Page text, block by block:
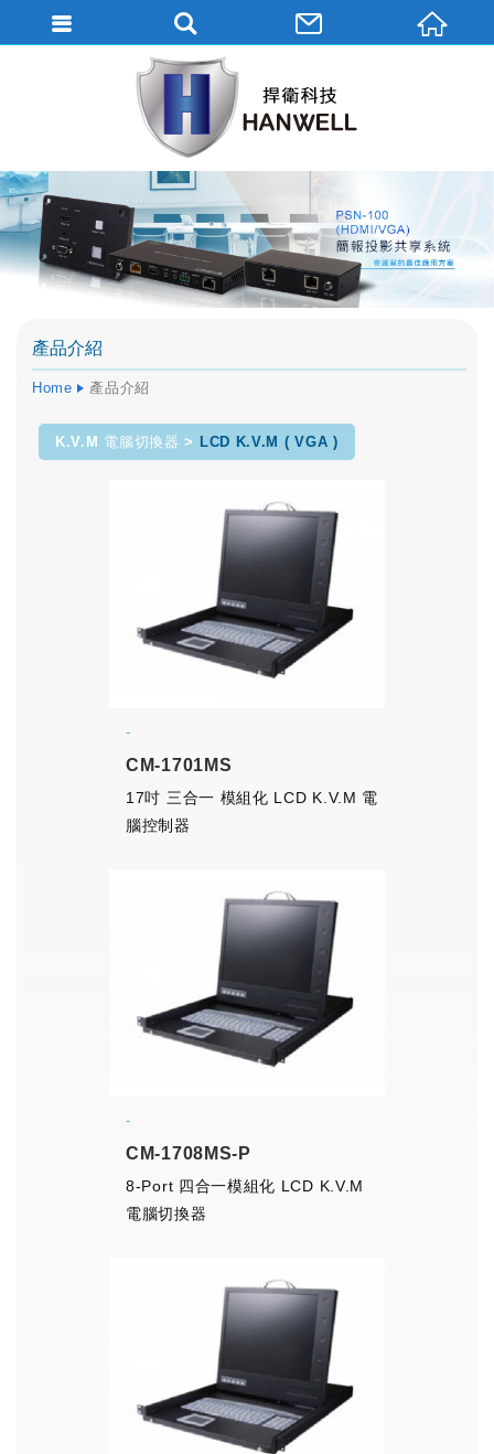
產品介紹
Home 產品介紹
K.V.M 電腦切換器 LCD K.V.M ( VGA )
CM-1701MS
17吋 三合一 模組化 LCD K.V.M 電
腦控制器
CM-1708MS-P
8-Port 四合一模組化 LCD K.V.M
電腦切換器